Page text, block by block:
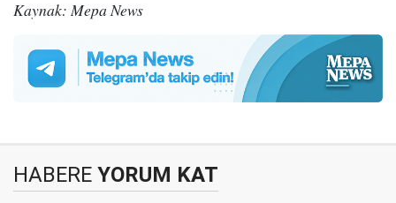
Kaynak: Mepa News
HABERE YORUM KAT